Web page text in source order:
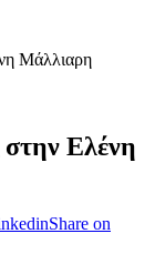
Μάλλιαρη
Ελένη
Share on